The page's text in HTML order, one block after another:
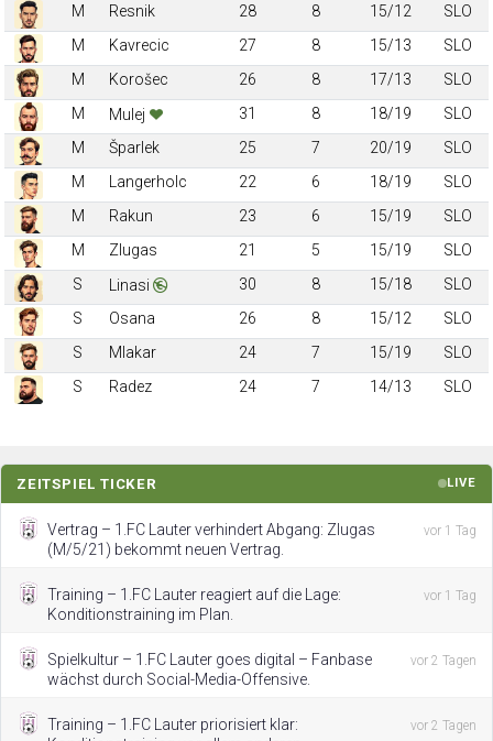
M
Resnik 28 8 15/12
SLO
M
Kavrecic 27 8 15/13
SLO
M
Korošec 26 8 17/13
SLO
M
Mulej 31 8 18/19
SLO
M
Šparlek 25 7 20/19
SLO
M
Langerholc 22 6 18/19
SLO
M
Rakun 23 6 15/19
SLO
M
Zlugas 21 5 15/19
SLO
S
Linasi 30 8 15/18
SLO
S
Osana 26 8 15/12
SLO
S
Mlakar 24 7 15/19
SLO
S
Radez 24 7 14/13 SLO
ZEITSPIEL TICKER LIVE
Vertrag – 1.FC Lauter verhindert Abgang: Zlugas
(M/5/21) bekommt neuen Vertrag.
vor 1 Tag
Training – 1.FC Lauter reagiert auf die Lage:
Konditionstraining im Plan.
vor 1 Tag
Spielkultur – 1.FC Lauter goes digital – Fanbase
wächst durch Social-Media-Offensive.
vor 2 Tagen
Training – 1.FC Lauter priorisiert klar:
vor 2 Tagen